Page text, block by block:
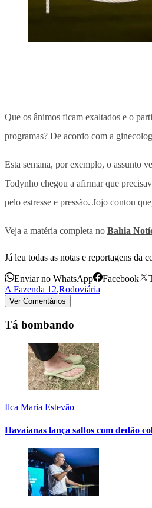
Que os ânimos ficam exaltados e o
programas? De acordo com a
Esta semana, por exemplo, o assunto
Todynho chegou a afirmar que
pelo estresse e pressão. Jojo contou
Veja a matéria completa no Bahia
Já leu todas as notas e reportagens da
Enviar no WhatsApp Facebook
A Fazenda 12,Rodoviária
Ver Comentários
Tá bombando
Ilca Maria Estevão
Havaianas lança saltos com dedão